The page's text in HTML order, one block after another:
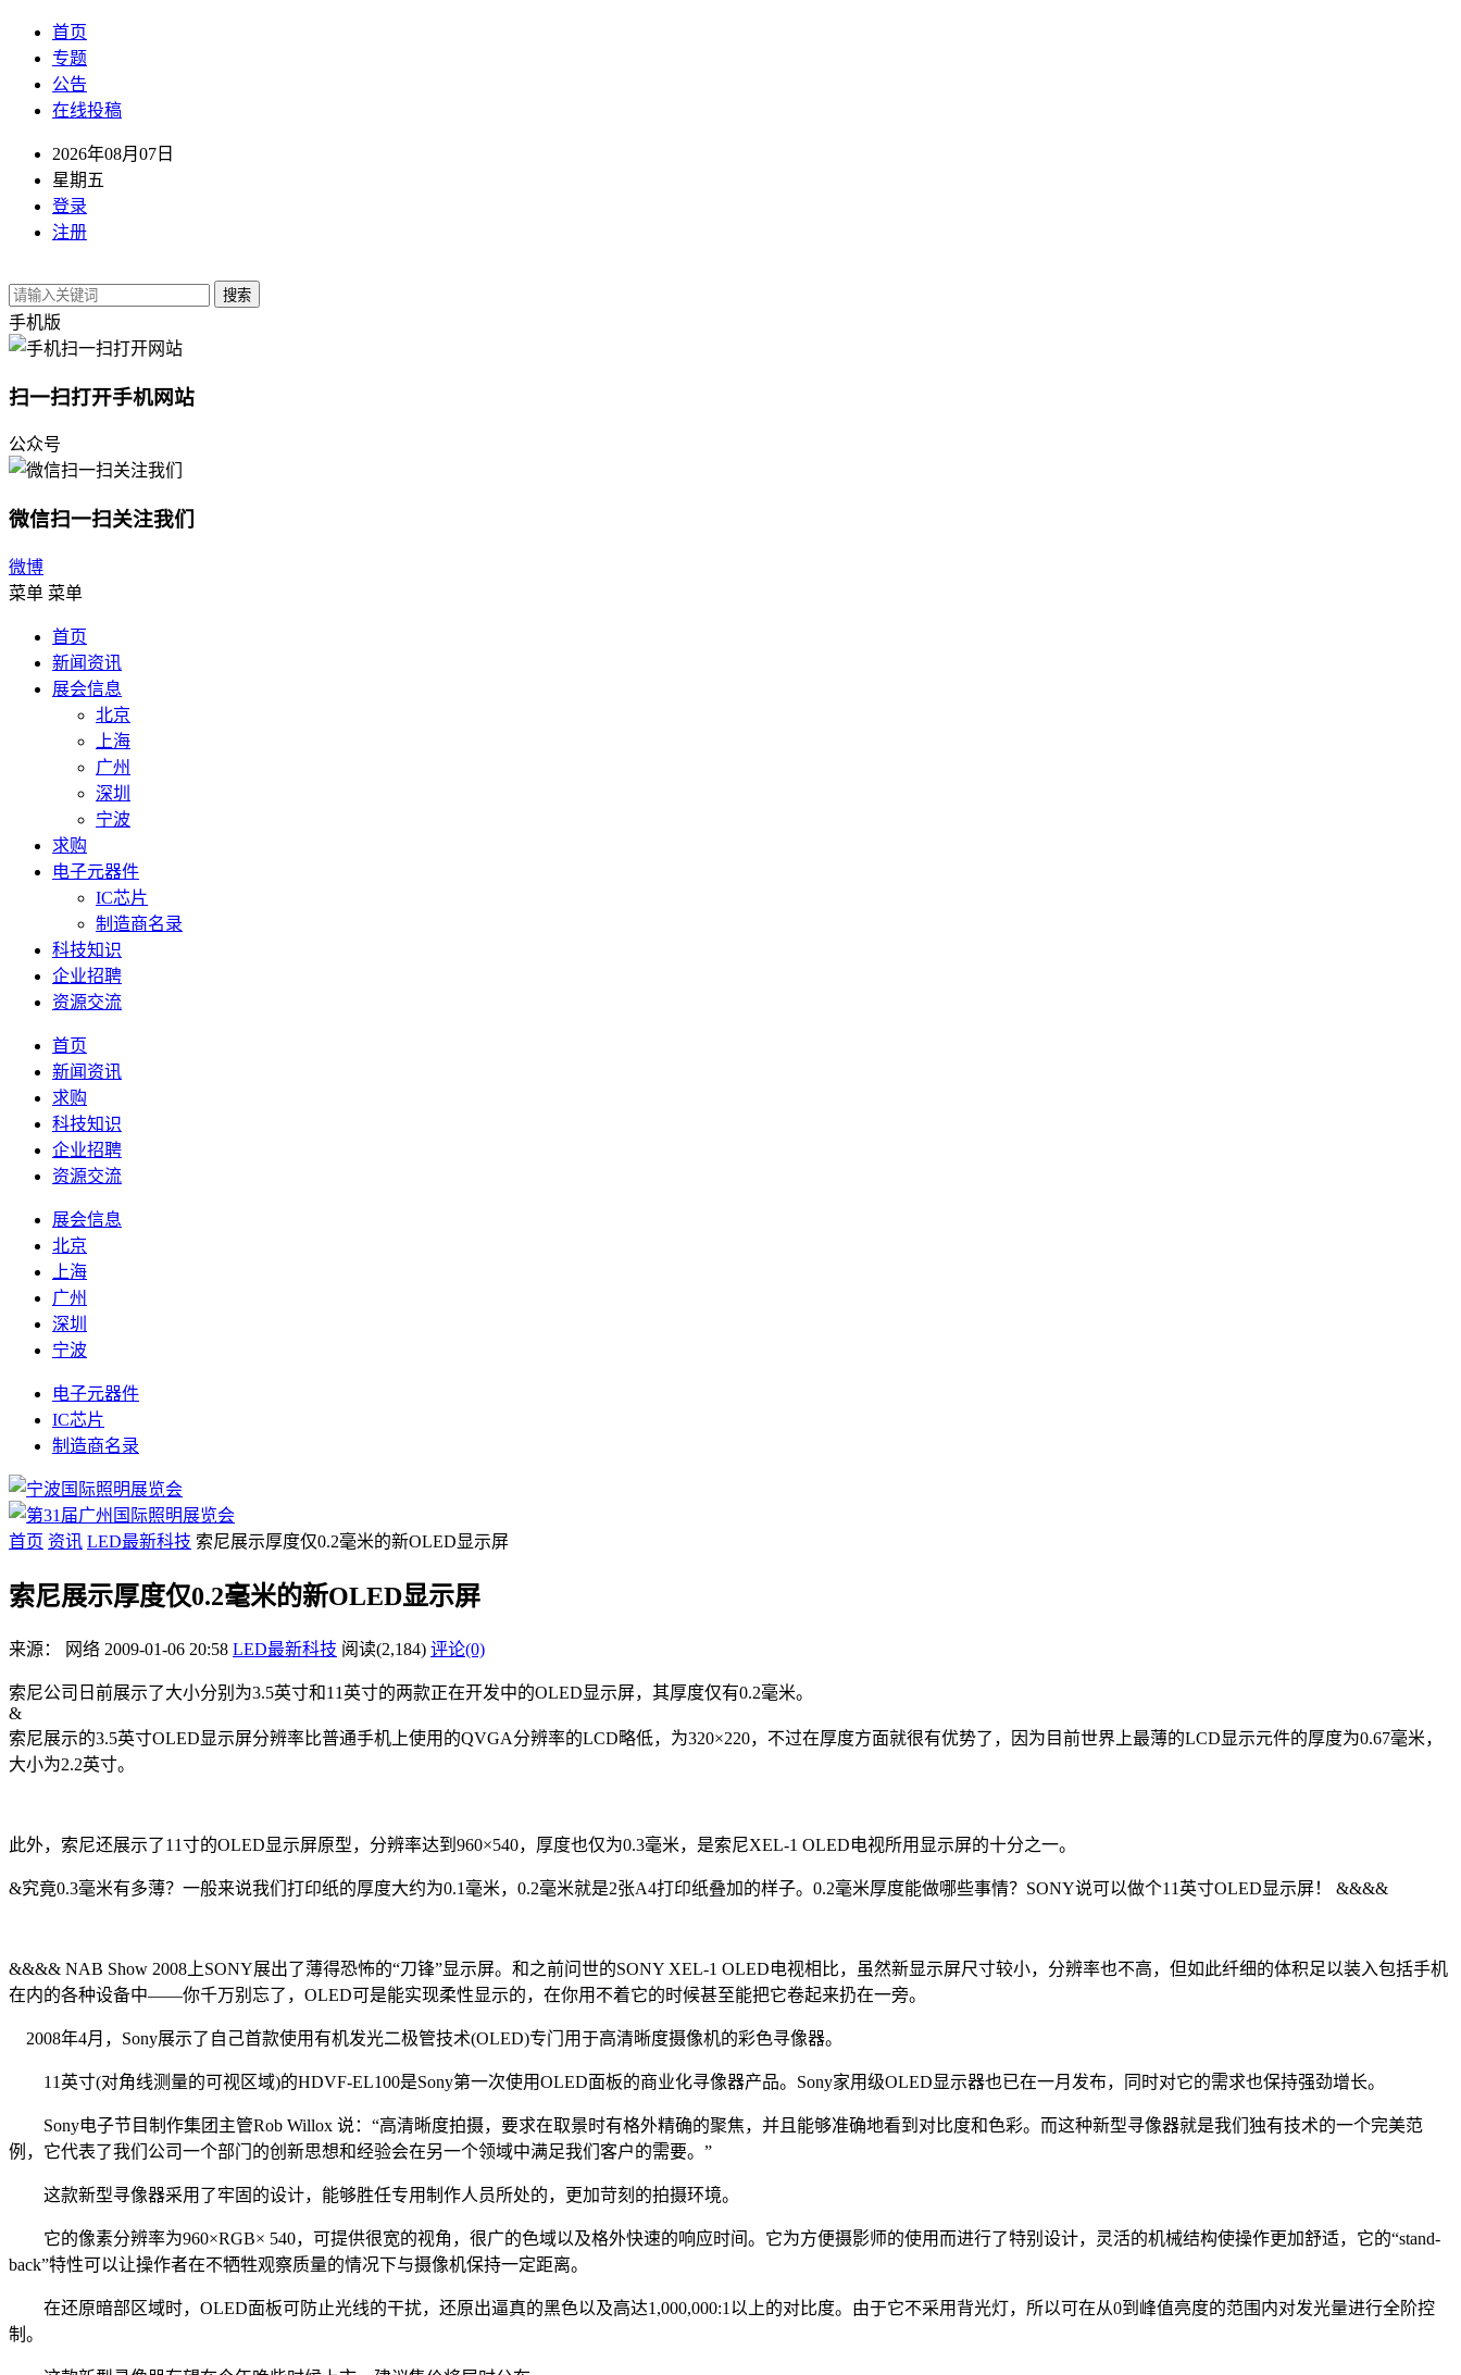
首页
专题
公告
在线投稿
2026年08月07日
星期五
登录
注册
搜索
手机版
扫一扫打开手机网站
公众号
微信扫一扫关注我们
微博
菜单 菜单
首页
新闻资讯
展会信息
北京
上海
广州
深圳
宁波
求购
电子元器件
IC芯片
制造商名录
科技知识
企业招聘
资源交流
首页
新闻资讯
求购
科技知识
企业招聘
资源交流
展会信息
北京
上海
广州
深圳
宁波
电子元器件
IC芯片
制造商名录
首页 资讯 LED最新科技 索尼展示厚度仅0.2毫米的新OLED显示屏
索尼展示厚度仅0.2毫米的新OLED显示屏
来源： 网络 2009-01-06 20:58 LED最新科技 阅读(2,184) 评论(0)
索尼公司日前展示了大小分别为3.5英寸和11英寸的两款正在开发中的OLED显示屏，其厚度仅有0.2毫米。
&
索尼展示的3.5英寸OLED显示屏分辨率比普通手机上使用的QVGA分辨率的LCD略低，为320×220，不过在厚度方面就很有优势了，因为目前世界上最薄的LCD显示元件的厚度为0.67毫米，
大小为2.2英寸。
此外，索尼还展示了11寸的OLED显示屏原型，分辨率达到960×540，厚度也仅为0.3毫米，是索尼XEL-1 OLED电视所用显示屏的十分之一。
&究竟0.3毫米有多薄？一般来说我们打印纸的厚度大约为0.1毫米，0.2毫米就是2张A4打印纸叠加的样子。0.2毫米厚度能做哪些事情？SONY说可以做个11英寸OLED显示屏！ &&&&
&&&& NAB Show 2008上SONY展出了薄得恐怖的“刀锋”显示屏。和之前问世的SONY XEL-1 OLED电视相比，虽然新显示屏尺寸较小，分辨率也不高，但如此纤细的体积足以装入包括手机
在内的各种设备中——你千万别忘了，OLED可是能实现柔性显示的，在你用不着它的时候甚至能把它卷起来扔在一旁。
2008年4月，Sony展示了自己首款使用有机发光二极管技术(OLED)专门用于高清晰度摄像机的彩色寻像器。
11英寸(对角线测量的可视区域)的HDVF-EL100是Sony第一次使用OLED面板的商业化寻像器产品。Sony家用级OLED显示器也已在一月发布，同时对它的需求也保持强劲增长。
Sony电子节目制作集团主管Rob Willox 说：“高清晰度拍摄，要求在取景时有格外精确的聚焦，并且能够准确地看到对比度和色彩。而这种新型寻像器就是我们独有技术的一个完美范
例，它代表了我们公司一个部门的创新思想和经验会在另一个领域中满足我们客户的需要。”
这款新型寻像器采用了牢固的设计，能够胜任专用制作人员所处的，更加苛刻的拍摄环境。
它的像素分辨率为960×RGB× 540，可提供很宽的视角，很广的色域以及格外快速的响应时间。它为方便摄影师的使用而进行了特别设计，灵活的机械结构使操作更加舒适，它的“stand-
back”特性可以让操作者在不牺牲观察质量的情况下与摄像机保持一定距离。
在还原暗部区域时，OLED面板可防止光线的干扰，还原出逼真的黑色以及高达1,000,000:1以上的对比度。由于它不采用背光灯，所以可在从0到峰值亮度的范围内对发光量进行全阶控
制。